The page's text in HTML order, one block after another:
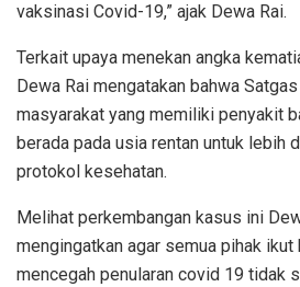
vaksinasi Covid-19,” ajak Dewa Rai.
Terkait upaya menekan angka
Dewa Rai mengatakan bahwa
masyarakat yang memiliki penyakit
berada pada usia rentan untuk lebih
protokol kesehatan.
Melihat perkembangan kasus ini
mengingatkan agar semua pihak
mencegah penularan covid 19 tidak